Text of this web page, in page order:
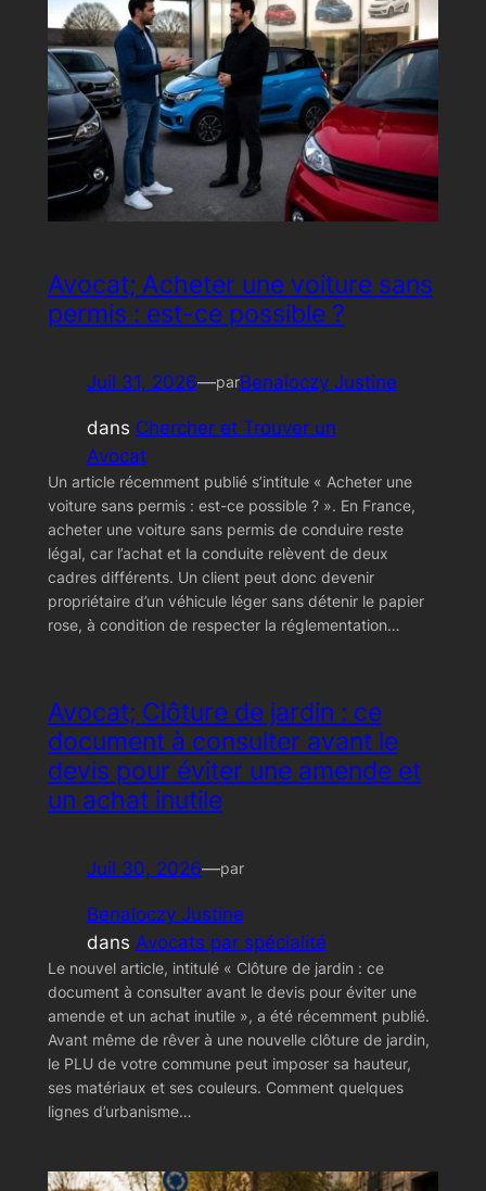
Avocat; Acheter une voiture sans
permis : est-ce possible ?
Juil 31, 2026—parBenaloczy Justine
dans Chercher et Trouver un
Avocat
Un article récemment publié s’intitule « Acheter une
voiture sans permis : est-ce possible ? ». En France,
acheter une voiture sans permis de conduire reste
légal, car l’achat et la conduite relèvent de deux
cadres différents. Un client peut donc devenir
propriétaire d’un véhicule léger sans détenir le papier
rose, à condition de respecter la réglementation…
Avocat; Clôture de jardin : ce
document à consulter avant le
devis pour éviter une amende et
un achat inutile
Juil 30, 2026—par
Benaloczy Justine
dans Avocats par spécialité
Le nouvel article, intitulé « Clôture de jardin : ce
document à consulter avant le devis pour éviter une
amende et un achat inutile », a été récemment publié.
Avant même de rêver à une nouvelle clôture de jardin,
le PLU de votre commune peut imposer sa hauteur,
ses matériaux et ses couleurs. Comment quelques
lignes d’urbanisme…